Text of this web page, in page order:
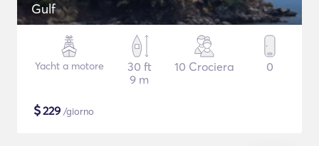
Gulf
Yacht a motore
30 ft
9 m
10 Crociera 0
$229 /giorno